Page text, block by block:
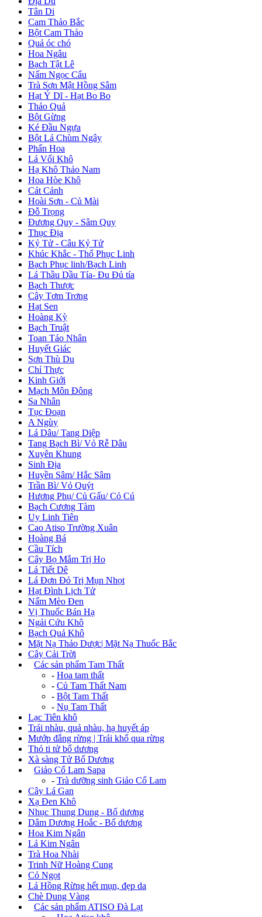
Tân Di
Cam Thảo Bắc
Bột Cam Thảo
Quả óc chó
Hoa Ngâu
Bạch Tật Lê
Nấm Ngọc Cẩu
Trà Sơn Mật Hồng Sâm
Hạt Ý Dĩ - Hạt Bo Bo
Thảo Quả
Bột Gừng
Ké Đầu Ngựa
Bột Lá Chùm Ngây
Phấn Hoa
Lá Vối Khô
Hạ Khô Thảo Nam
Hoa Hòe Khô
Cát Cánh
Hoài Sơn - Củ Mài
Đỗ Trọng
Đương Quy - Sâm Quy
Thục Địa
Kỷ Tử - Câu Kỷ Tử
Khúc Khắc - Thổ Phục Linh
Bạch Phục linh/Bạch Linh
Lá Thầu Dầu Tía- Đu Đủ tía
Bạch Thược
Cây Tơm Trơng
Hạt Sen
Hoàng Kỳ
Bạch Truật
Toan Táo Nhân
Huyết Giác
Sơn Thù Du
Chỉ Thực
Kinh Giới
Mạch Môn Đông
Sa Nhân
Tục Đoạn
A Ngùy
Lá Dâu/ Tang Diệp
Tang Bạch Bì/ Vỏ Rễ Dâu
Xuyên Khung
Sinh Địa
Huyền Sâm/ Hắc Sâm
Trần Bì/ Vỏ Quýt
Hương Phụ/ Củ Gấu/ Cỏ Cú
Bạch Cương Tàm
Uy Linh Tiên
Cao Atiso Trường Xuân
Hoàng Bá
Cầu Tích
Cây Bọ Mắm Trị Ho
Lá Tiết Dê
Lá Đơn Đỏ Trị Mụn Nhọt
Hạt Đình Lịch Tử
Nấm Mèo Đen
Vị Thuốc Bán Hạ
Ngải Cứu Khô
Bạch Quả Khô
Mặt Nạ Thảo Dược| Mặt Nạ Thuốc Bắc
Cây Cải Trời
Các sản phẩm Tam Thất
- Hoa tam thất
- Củ Tam Thất Nam
- Bột Tam Thất
- Nụ Tam Thất
Lạc Tiên khô
Trái nhàu, quả nhàu, hạ huyết áp
Mướp đắng rừng | Trái khổ qua rừng
Thỏ ti tử bổ dương
Xà sàng Tử Bổ Dương
Giảo Cổ Lam Sapa
- Trà dưỡng sinh Giảo Cổ Lam
Cây Lá Gan
Xạ Đen Khô
Nhục Thung Dung - Bổ dương
Dâm Dương Hoắc - Bổ dương
Hoa Kim Ngân
Lá Kim Ngân
Trà Hoa Nhài
Trinh Nữ Hoàng Cung
Cỏ Ngọt
Lá Hồng Rừng hết mụn, đẹp da
Chè Dung Vàng
Các sản phẩm ATISO Đà Lạt